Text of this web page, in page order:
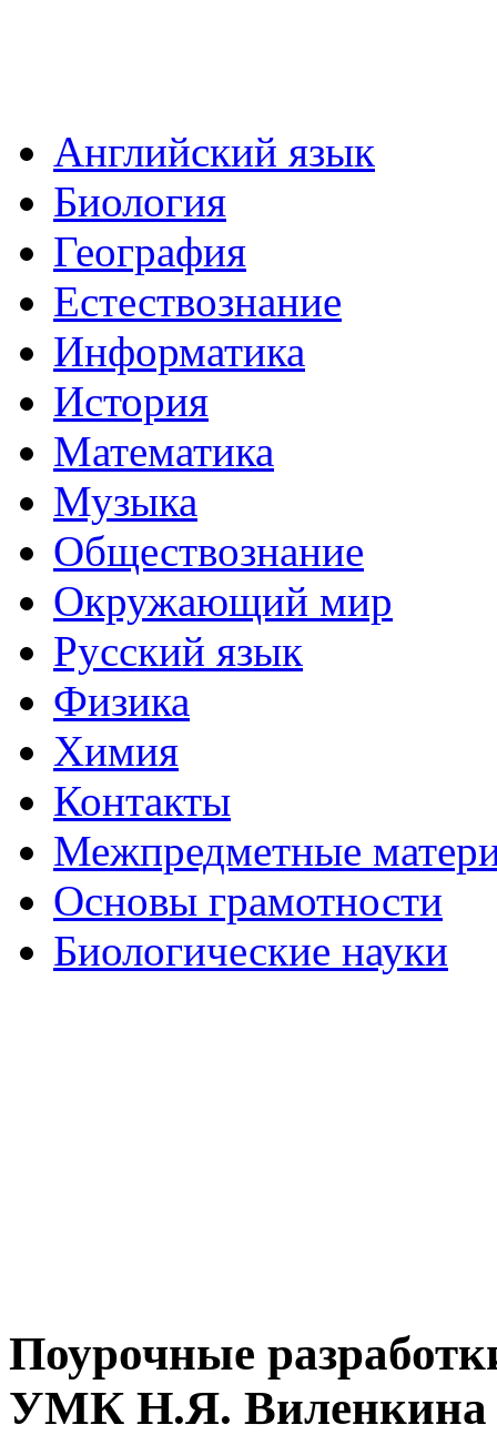
Английский язык
Биология
География
Естествознание
Информатика
История
Математика
Музыка
Обществознание
Окружающий мир
Русский язык
Физика
Химия
Контакты
Межпредметные
Основы грамотности
Биологические науки
Поурочные
УМК Н.Я. Виленкина